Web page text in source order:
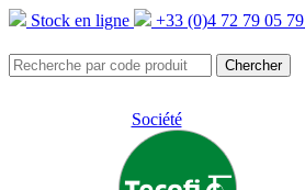
Stock en ligne +33 (0)4 72 79 05 79
Société